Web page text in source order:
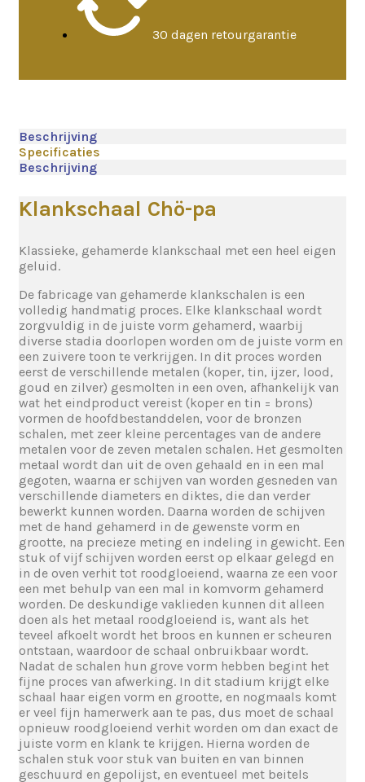
30 dagen retourgarantie
Beschrijving
Specificaties
Beschrijving
Klankschaal Chö-pa
Klassieke, gehamerde klankschaal met een heel eigen
geluid.
De fabricage van gehamerde klankschalen is een
volledig handmatig proces. Elke klankschaal wordt
zorgvuldig in de juiste vorm gehamerd, waarbij
diverse stadia doorlopen worden om de juiste vorm en
een zuivere toon te verkrijgen. In dit proces worden
eerst de verschillende metalen (koper, tin, ijzer, lood,
goud en zilver) gesmolten in een oven, afhankelijk van
wat het eindproduct vereist (koper en tin = brons)
vormen de hoofdbestanddelen, voor de bronzen
schalen, met zeer kleine percentages van de andere
metalen voor de zeven metalen schalen. Het gesmolten
metaal wordt dan uit de oven gehaald en in een mal
gegoten, waarna er schijven van worden gesneden van
verschillende diameters en diktes, die dan verder
bewerkt kunnen worden. Daarna worden de schijven
met de hand gehamerd in de gewenste vorm en
grootte, na precieze meting en indeling in gewicht. Een
stuk of vijf schijven worden eerst op elkaar gelegd en
in de oven verhit tot roodgloeiend, waarna ze een voor
een met behulp van een mal in komvorm gehamerd
worden. De deskundige vaklieden kunnen dit alleen
doen als het metaal roodgloeiend is, want als het
teveel afkoelt wordt het broos en kunnen er scheuren
ontstaan, waardoor de schaal onbruikbaar wordt.
Nadat de schalen hun grove vorm hebben begint het
fijne proces van afwerking. In dit stadium krijgt elke
schaal haar eigen vorm en grootte, en nogmaals komt
er veel fijn hamerwerk aan te pas, dus moet de schaal
opnieuw roodgloeiend verhit worden om dan exact de
juiste vorm en klank te krijgen. Hierna worden de
schalen stuk voor stuk van buiten en van binnen
geschuurd en gepolijst, en eventueel met beitels